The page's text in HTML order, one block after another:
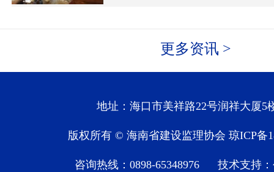
更多资讯 >
地址：海口市美祥路22号润祥大厦5
版权所有 © 海南省建设监理协会琼ICP备
咨询热线：0898-65348976 技术支持：